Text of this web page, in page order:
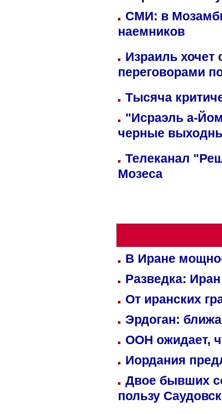
СМИ: в
наемников
Израиль хочет
переговорами
Тысяча
"Исраэль а-
черные
Телеканал
Мозеса
В Иране
Разведка:
От иранских
Эрдоган:
ООН ожидает,
Иордания
Двое бывших
пользу